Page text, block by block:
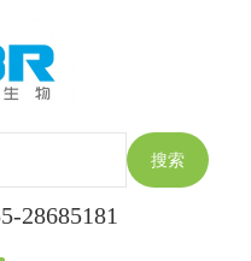
搜索
28685181